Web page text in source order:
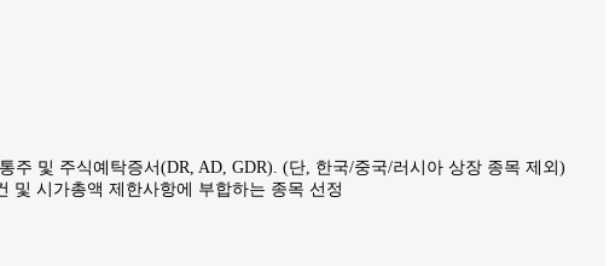
및 주식예탁증서(DR, AD, GDR). (단, 한국/중국/러시아 상장 종목 제외)
및 시가총액 제한사항에 부합하는 종목 선정